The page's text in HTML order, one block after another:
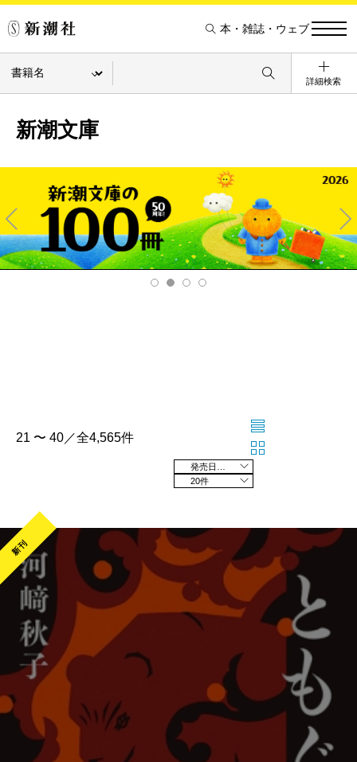
本・雑誌・ウェブ
詳細検索
新潮文庫
Pre
v
Ne
xt
21 〜 40／全4,565件
20件
新刊